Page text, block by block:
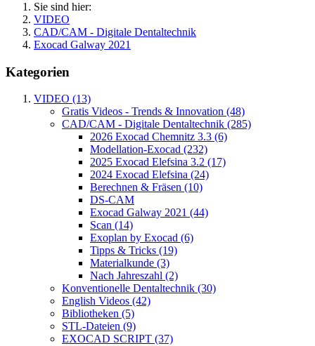
Sie sind hier:
VIDEO
CAD/CAM - Digitale Dentaltechnik
Exocad Galway 2021
Kategorien
VIDEO (13)
Gratis Videos - Trends & Innovation (48)
CAD/CAM - Digitale Dentaltechnik (285)
2026 Exocad Chemnitz 3.3 (6)
Modellation-Exocad (232)
2025 Exocad Elefsina 3.2 (17)
2024 Exocad Elefsina (24)
Berechnen & Fräsen (10)
DS-CAM
Exocad Galway 2021 (44)
Scan (14)
Exoplan by Exocad (6)
Tipps & Tricks (19)
Materialkunde (3)
Nach Jahreszahl (2)
Konventionelle Dentaltechnik (30)
English Videos (42)
Bibliotheken (5)
STL-Dateien (9)
EXOCAD SCRIPT (37)